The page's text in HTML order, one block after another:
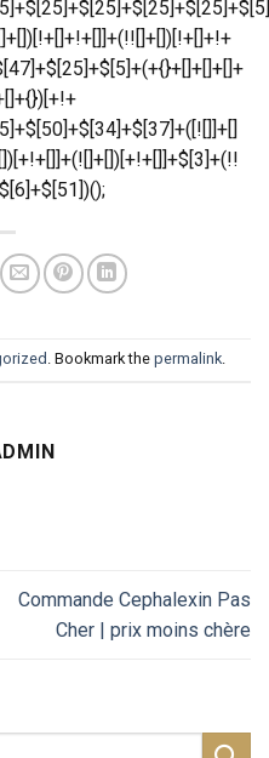
. Bookmark the permalink.
Commande Cephalexin Pas
Cher | prix moins chère